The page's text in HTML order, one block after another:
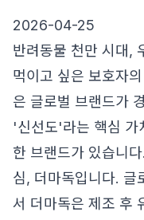
2026-04-25
반려동물 천만 시대,
먹이고 싶은 보호자
은 글로벌 브랜드가
'신선도'라는 핵심 가
한 브랜드가 있습니
심, 더마독입니다. 글
서 더마독은 제조 후